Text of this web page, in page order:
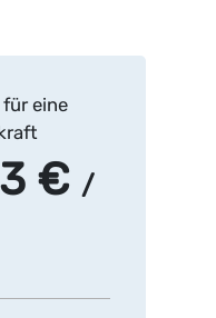
für eine
€ /